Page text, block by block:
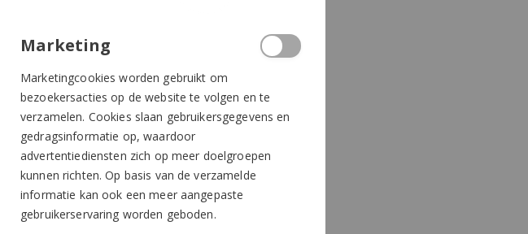
de
afbeeldingen-
gallerij
de
afbeeldingen-
gallerij
Marketing
Marketingcookies worden gebruikt om
bezoekersacties op de website te volgen en te
verzamelen. Cookies slaan gebruikersgegevens en
gedragsinformatie op, waardoor
advertentiediensten zich op meer doelgroepen
kunnen richten. Op basis van de verzamelde
informatie kan ook een meer aangepaste
gebruikerservaring worden geboden.